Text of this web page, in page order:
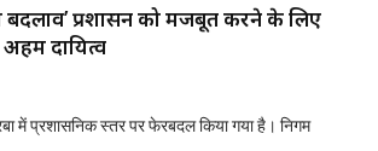
बदलाव’ प्रशासन को मजबूत करने के लिए
अहम दायित्व
में प्रशासनिक स्तर पर फेरबदल किया गया है। निगम